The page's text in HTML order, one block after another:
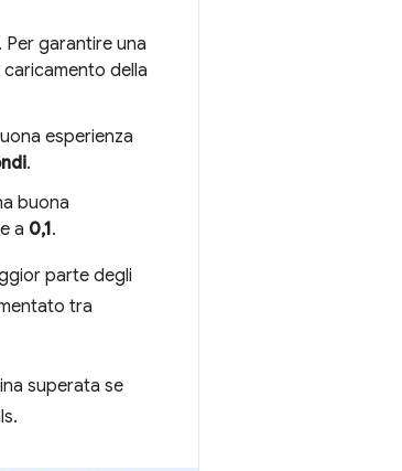
. Per garantire una
caricamento della
esperienza
.
buona
a 0,1.
parte degli
tra
superata se